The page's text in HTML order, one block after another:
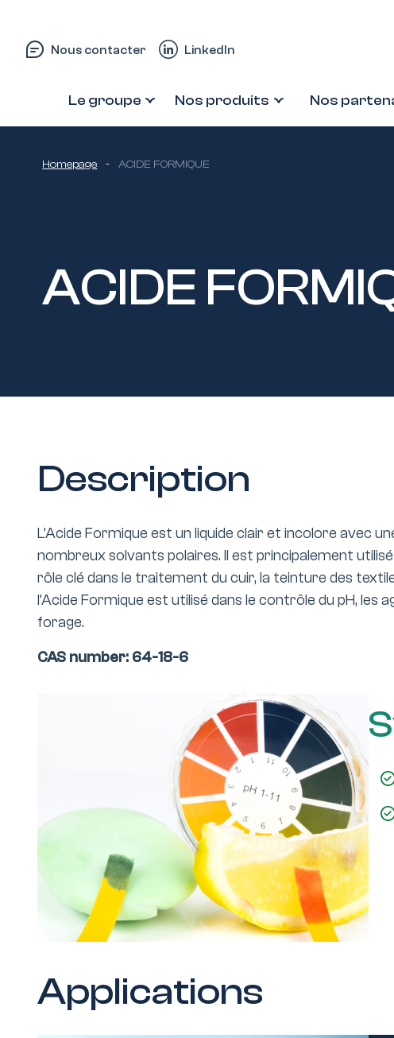
Nous contacter LinkedIn
Le groupe Nos produits Nos
Homepage - ACIDE FORMIQUE
ACIDE
Description
L’Acide Formique est un liquide clair et incolore avec
nombreux solvants polaires. Il est principalement
rôle clé dans le traitement du cuir, la teinture des
l’Acide Formique est utilisé dans le contrôle du pH,
forage.
CAS number: 64-18-6
Applications